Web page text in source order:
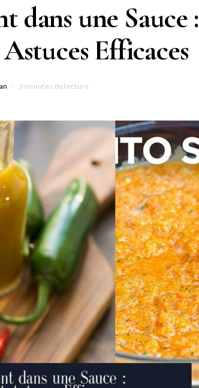
dans une Sauce :
Efficaces
3 minutes de lecture